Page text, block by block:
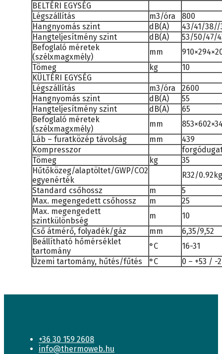
BELTÉRI EGYSÉG
Légszállítás
m3/óra
800
Hangnyomás szint
dB(A)
43/41/38//
Hangteljesítmény szint
dB(A)
53/50/47/
Befoglaló méretek
(szélxmagxmély)
mm
Tömeg
kg
10
KÜLTÉRI EGYSÉG
Légszállítás
m3/óra
2600
Hangnyomás szint
dB(A)
55
Hangteljesítmény szint
dB(A)
65
Befoglaló méretek
(szélxmagxmély)
mm
Láb – furatközép távolság
mm
439
Kompresszor
Tömeg
kg
35
Hűtőközeg/alaptöltet/GWP/CO2
egyenérték
R32/
Standard csőhossz
m
5
Max. megengedett csőhossz
m
25
Max. megengedett
szintkülönbség
m
10
Cső átmérő, folyadék/gáz
mm
6,35/9,52
Beállítható hőmérséklet
tartomány
°C
16-31
Üzemi tartomány, hűtés/fűtés
°C 0 – +53 / -
+36 30 159 2608
info@thermoweb.hu